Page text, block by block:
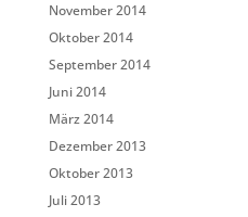
November 2014
Oktober 2014
September 2014
Juni 2014
März 2014
Dezember 2013
Oktober 2013
Juli 2013